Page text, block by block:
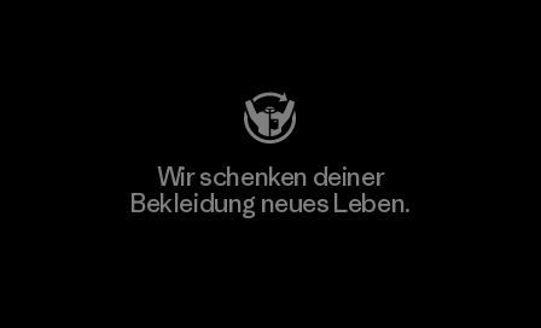
Wir schenken deiner
Bekleidung neues Leben.